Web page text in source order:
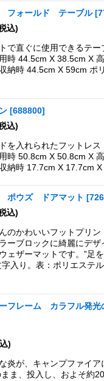
フォールド テーブル [
込)
で直ぐに使用できるテ
時 44.5cm X 38.5cm X
44.5cm X 59cm ポリ
[688800]
込)
を入れられたフットレ
時 50.8cm X 50.8cm X
17.7cm X 17.7cm X
ポウズ ドアマット [
込)
のかわいいフットプリン
ーブロックに綺麗にデザ
ェザーマットです。”足
字入り。表：ポリエステ
フレーム カラフル発光
)
炎が、キャンプファイア
ま、投入し、およそ約